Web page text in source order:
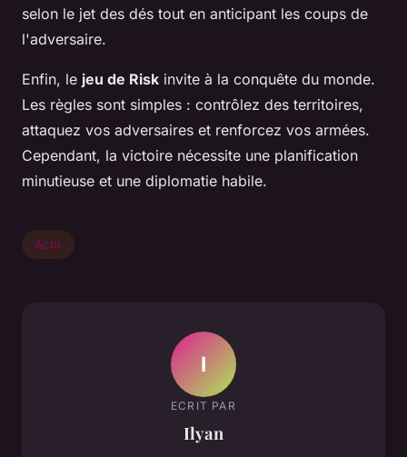
selon le jet des dés tout en anticipant les coups de
l'adversaire.
Enfin, le jeu de Risk invite à la conquête du monde.
Les règles sont simples : contrôlez des territoires,
attaquez vos adversaires et renforcez vos armées.
Cependant, la victoire nécessite une planification
minutieuse et une diplomatie habile.
Actu
I
ECRIT PAR
Ilyan